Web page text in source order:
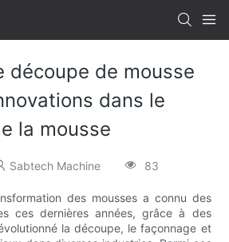
découpe de mousse
dans le
la mousse
Sabtech Machine 83
des mousses a connu des
ces dernières années, grâce à des
la découpe, le façonnage et